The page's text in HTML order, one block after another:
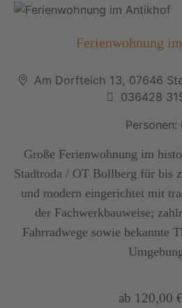
Ferienwohnung
Am Dorfteich 13, 07646
036428
Personen:
Große Ferienwohnung im
Stadtroda / OT Bollberg für bis
und modern eingerichtet mit
der Fachwerkbauweise;
Fahrradwege sowie bekannte
ab 120,00 €